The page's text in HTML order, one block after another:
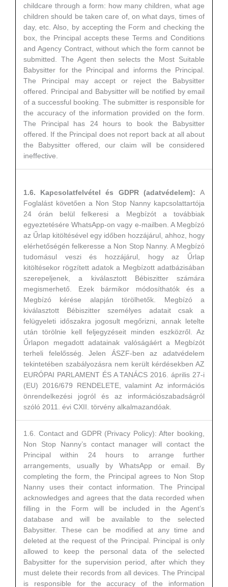
childcare through a form: how many children, what age
children should be taken care of, on what days, times of
day, etc. Also, by accepting the Form and checking the
box, the Principal accepts these Terms and Conditions
and Agency Contract, without which the form cannot be
submitted. The Agent then selects the Most Suitable
Babysitter for the Principal and informs the Principal.
The Principal may accept or reject the Babysitter
offered. Principal and Babysitter will be notified by email
of a successful booking. The submitter is responsible for
the accuracy of the information provided on the form.
The Principal has 24 hours to book the Babysitter
offered. If the Principal does not report back at all about
the Babysitter offered, our claim will be considered
ineffective.
1.6. Kapcsolatfelvétel és GDPR (adatvédelem): A
Foglalást követően a Non Stop Nanny kapcsolattartója
24 órán belül felkeresi a Megbízót a továbbiak
egyeztetésére WhatsApp-on vagy e-mailben. A Megbízó
az Űrlap kitöltésével egy időben hozzájárul, ahhoz, hogy
elérhetőségén felkeresse a Non Stop Nanny. A Megbízó
tudomásul veszi és hozzájárul, hogy az Űrlap
kitöltésekor rögzített adatok a Megbízott adatbázisában
szerepeljenek, a kiválasztott Bébiszitter számára
megismerhető. Ezek bármikor módosíthatók és a
Megbízó kérése alapján törölhetők. Megbízó a
kiválasztott Bébiszitter személyes adatait csak a
felügyeleti időszakra jogosult megőrizni, annak letelte
után törölnie kell feljegyzéseit minden eszközről. Az
Űrlapon megadott adatainak valóságáért a Megbízót
terheli felelősség. Jelen ÁSZF-ben az adatvédelem
tekintetében szabályozásra nem került kérdésekben AZ
EURÓPAI PARLAMENT ÉS A TANÁCS 2016. április 27-i
(EU) 2016/679 RENDELETE, valamint Az információs
önrendelkezési jogról és az információszabadságról
szóló 2011. évi CXII. törvény alkalmazandóak.
1.6. Contact and GDPR (Privacy Policy): After booking,
Non Stop Nanny’s contact manager will contact the
Principal within 24 hours to arrange further
arrangements, usually by WhatsApp or email. By
completing the form, the Principal agrees to Non Stop
Nanny uses their contact information. The Principal
acknowledges and agrees that the data recorded when
filling in the Form will be included in the Agent’s
database and will be available to the selected
Babysitter. These can be modified at any time and
deleted at the request of the Principal. Principal is only
allowed to keep the personal data of the selected
Babysitter for the supervision period, after which they
must delete their records from all devices. The Principal
is responsible for the accuracy of the information